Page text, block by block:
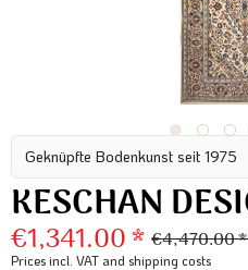
Geknüpfte Bodenkunst seit 1975
KESCHAN
€1,341.00 * €4,470.00
Prices incl. VAT and shipping costs